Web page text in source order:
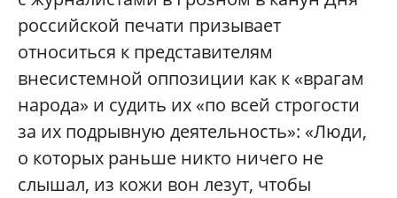
российской печати призывает
относиться к представителям
внесистемной оппозиции как к «врагам
народа» и судить их «по всей строгости
за их подрывную деятельность»: «Люди,
о которых раньше никто ничего не
слышал, из кожи вон лезут, чтобы